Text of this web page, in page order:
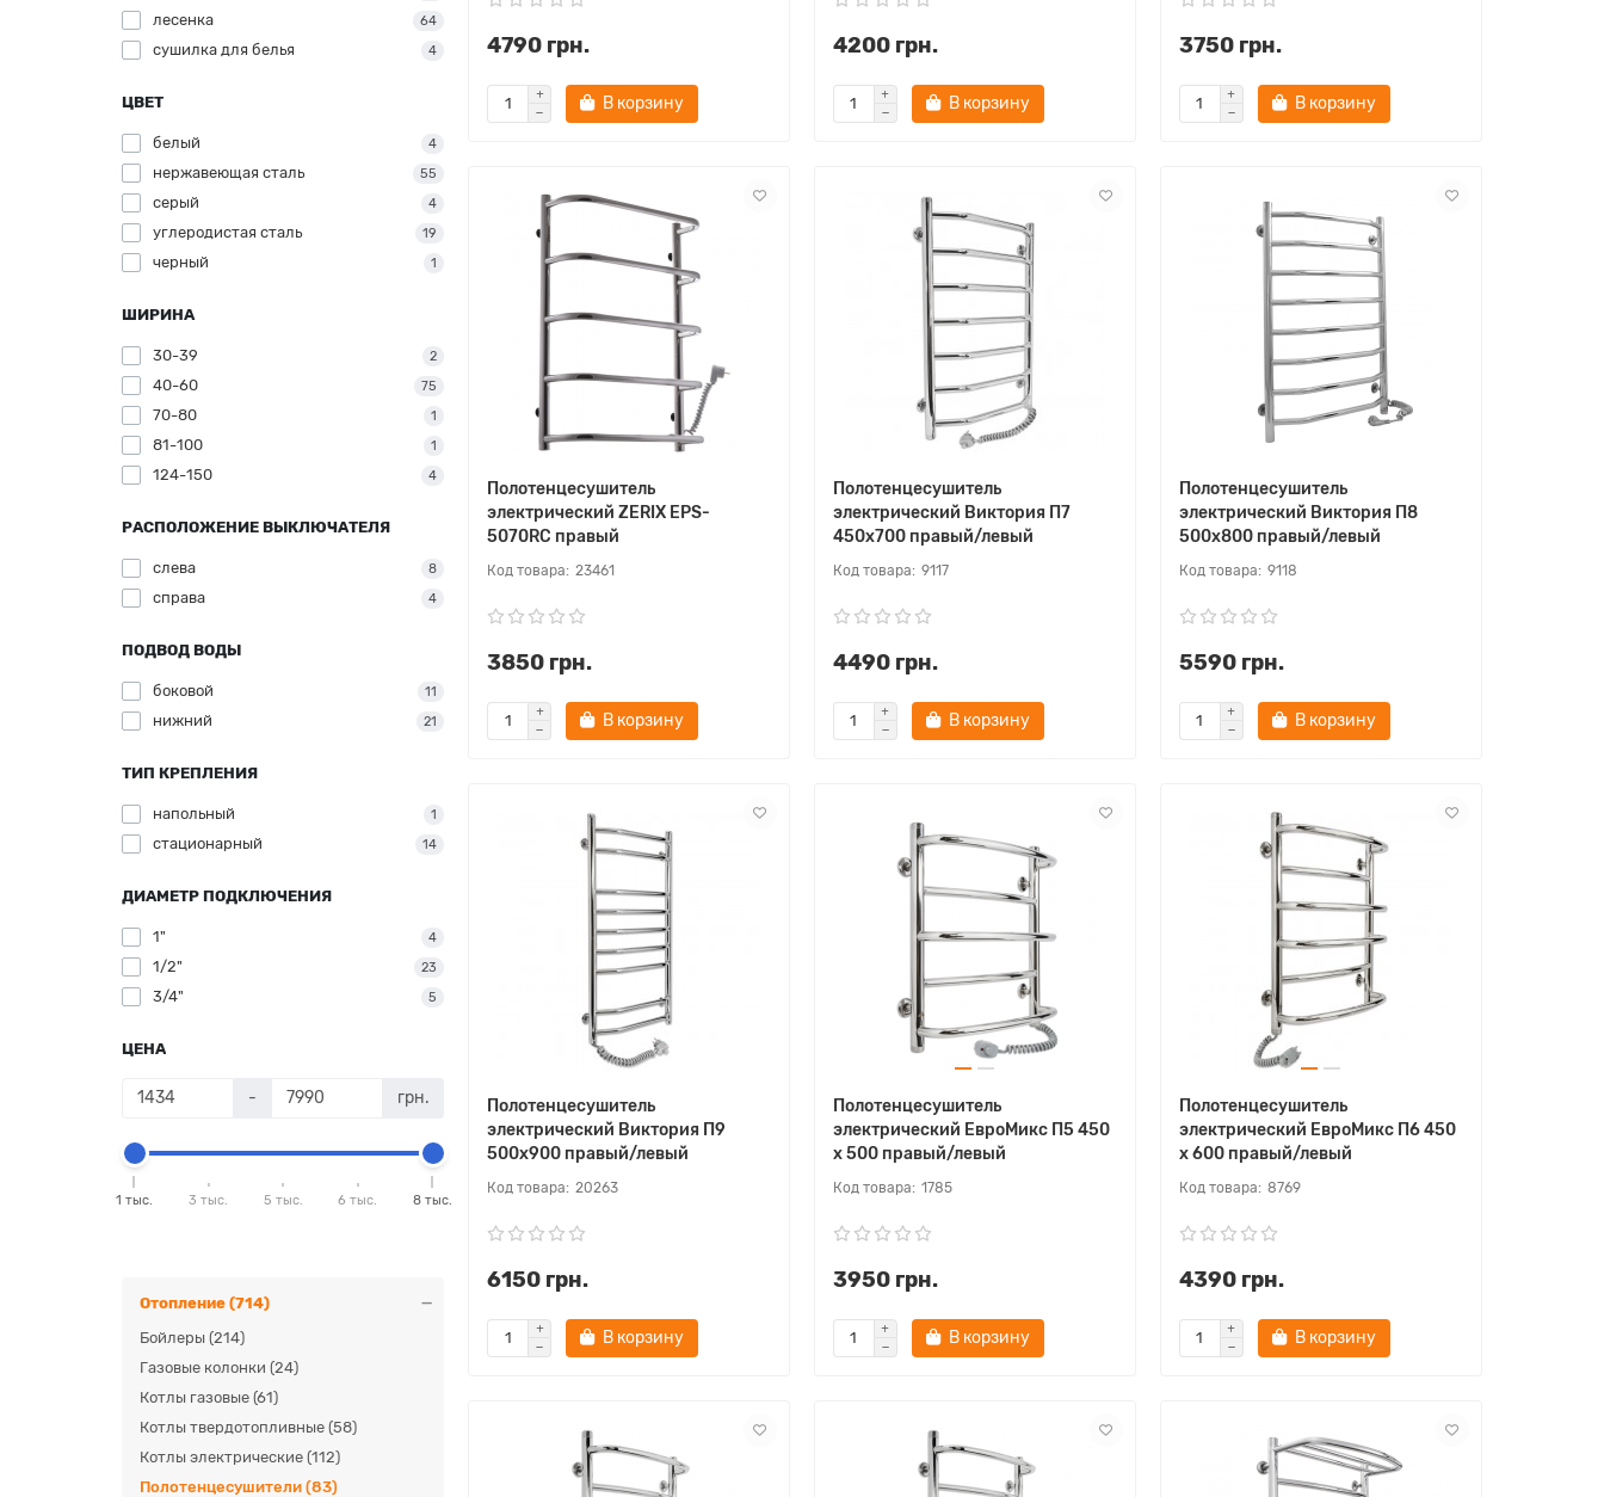
лесенка 64
сушилка для белья 4
ЦВЕТ
белый 4
нержавеющая сталь 55
серый 4
углеродистая сталь 19
черный 1
ШИРИНА
30-39 2
40-60 75
70-80 1
81-100 1
124-150 4
РАСПОЛОЖЕНИЕ ВЫКЛЮЧАТЕЛЯ
слева 8
справа 4
ПОДВОД ВОДЫ
боковой 11
нижний 21
ТИП КРЕПЛЕНИЯ
напольный 1
стационарный 14
ДИАМЕТР ПОДКЛЮЧЕНИЯ
1" 4
1/2" 23
3/4" 5
ЦЕНА
- грн.
1 тыс. 3 тыс. 5 тыс. 6 тыс. 8 тыс.
Отопление (714)
Бойлеры (214)
Газовые колонки (24)
Котлы газовые (61)
Котлы твердотопливные (58)
Котлы электрические (112)
Полотенцесушители (83)
4790 грн.
В корзину
4200 грн.
В корзину
3750 грн.
В корзину
Полотенцесушитель
электрический ZERIX EPS-
5070RC правый
23461
3850 грн.
В корзину
Полотенцесушитель
электрический Виктория П7
450х700 правый/левый
9117
4490 грн.
В корзину
Полотенцесушитель
электрический Виктория П8
500х800 правый/левый
9118
5590 грн.
В корзину
Полотенцесушитель
электрический Виктория П9
500х900 правый/левый
20263
6150 грн.
В корзину
Полотенцесушитель
электрический ЕвроМикс П5 450
х 500 правый/левый
1785
3950 грн.
В корзину
Полотенцесушитель
электрический ЕвроМикс П6 450
х 600 правый/левый
8769
4390 грн.
В корзину